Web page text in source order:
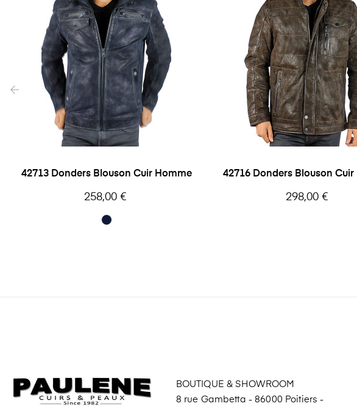
42713 Donders Blouson Cuir Homme
Prix
258,00 €
42716 Donders Blouson
Prix
298,00 €
BOUTIQUE & SHOWROOM
8 rue Gambetta - 86000 Poitiers -